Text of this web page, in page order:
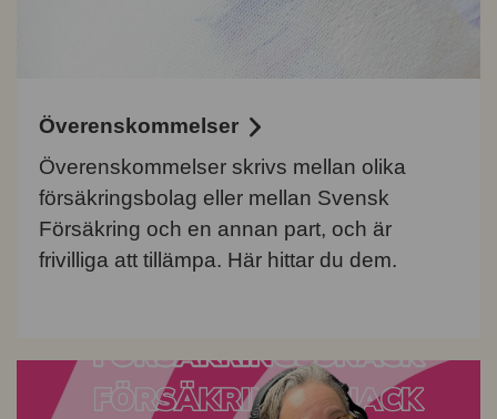
Överenskommelser
Överenskommelser skrivs mellan olika
försäkringsbolag eller mellan Svensk
Försäkring och en annan part, och är
frivilliga att tillämpa. Här hittar du dem.